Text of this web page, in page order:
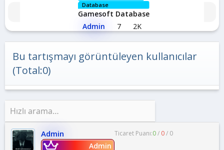
ş
a
a
n
t
h
i
Database
Gamesoft Database
Admin
7 2K
Bu tartışmayı görüntüleyen kullanıcılar
(Total:0)
Admin
Admin
Ticaret Puanı:0/ 0/ 0